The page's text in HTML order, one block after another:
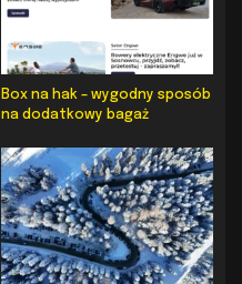
Box na hak – wygodny sposób
na dodatkowy bagaż